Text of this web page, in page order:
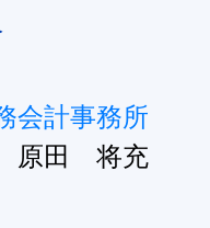
会計事務所
原田 将充